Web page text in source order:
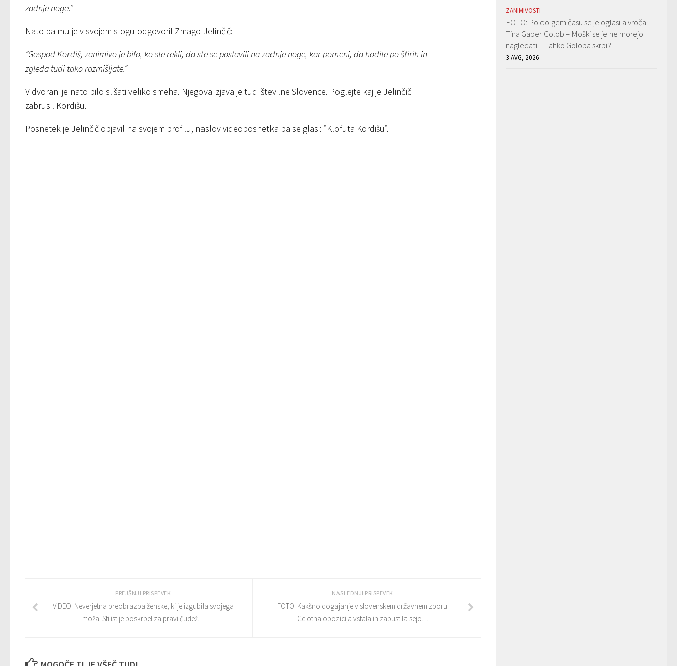
zadnje noge.”
Nato pa mu je v svojem slogu odgovoril Zmago Jelinčič:
”Gospod Kordiš, zanimivo je bilo, ko ste rekli, da ste se postavili na zadnje noge, kar pomeni, da hodite po štirih in
zgleda tudi tako razmišljate.”
V dvorani je nato bilo slišati veliko smeha. Njegova izjava je tudi številne Slovence. Poglejte kaj je Jelinčič
zabrusil Kordišu.
Posnetek je Jelinčič objavil na svojem profilu, naslov videoposnetka pa se glasi: ”Klofuta Kordišu”.
NASLEDNJI PRISPEVEK
FOTO: Kakšno dogajanje v slovenskem državnem zboru!
Celotna opozicija vstala in zapustila sejo…
PREJŠNJI PRISPEVEK
VIDEO: Neverjetna preobrazba ženske, ki je izgubila svojega
moža! Stilist je poskrbel za pravi čudež…
ZANIMIVOSTI
FOTO: Po dolgem času se je oglasila vroča
Tina Gaber Golob – Moški se je ne morejo
nagledati – Lahko Goloba skrbi?
3 AVG, 2026